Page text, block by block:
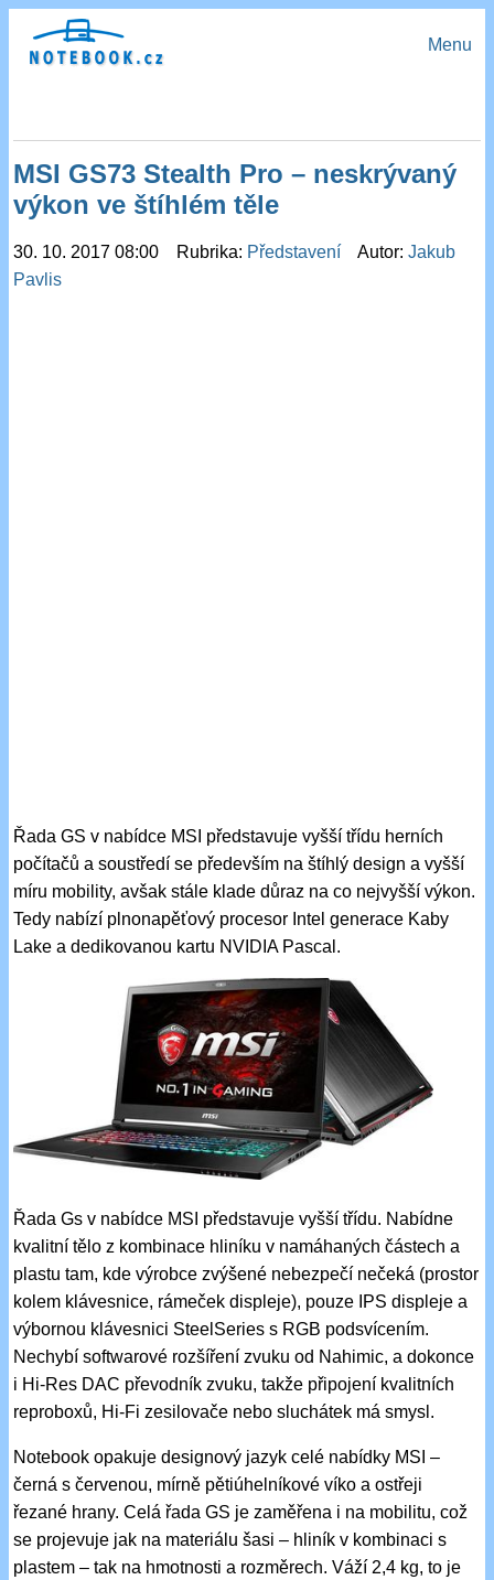
Menu
MSI GS73 Stealth Pro – neskrývaný
výkon ve štíhlém těle
30. 10. 2017 08:00 Rubrika: Představení Autor:Jakub
Pavlis
Řada GS v nabídce MSI představuje vyšší třídu herních
počítačů a soustředí se především na štíhlý design a vyšší
míru mobility, avšak stále klade důraz na co nejvyšší výkon.
Tedy nabízí plnonapěťový procesor Intel generace Kaby
Lake a dedikovanou kartu NVIDIA Pascal.
Řada Gs v nabídce MSI představuje vyšší třídu. Nabídne
kvalitní tělo z kombinace hliníku v namáhaných částech a
plastu tam, kde výrobce zvýšené nebezpečí nečeká (prostor
kolem klávesnice, rámeček displeje), pouze IPS displeje a
výbornou klávesnici SteelSeries s RGB podsvícením.
Nechybí softwarové rozšíření zvuku od Nahimic, a dokonce
i Hi-Res DAC převodník zvuku, takže připojení kvalitních
reproboxů, Hi-Fi zesilovače nebo sluchátek má smysl.
Notebook opakuje designový jazyk celé nabídky MSI –
černá s červenou, mírně pětiúhelníkové víko a ostřeji
řezané hrany. Celá řada GS je zaměřena i na mobilitu, což
se projevuje jak na materiálu šasi – hliník v kombinaci s
plastem – tak na hmotnosti a rozměrech. Váží 2,4 kg, to je